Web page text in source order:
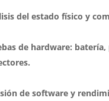
del estado físico y
de hardware:
de software y